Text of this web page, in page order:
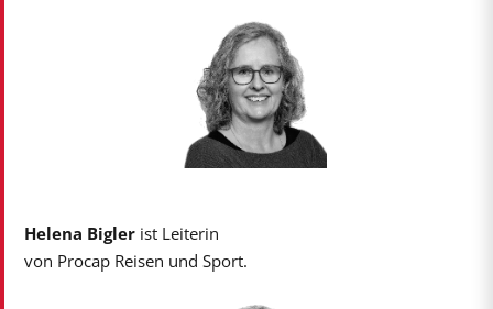
Helena Biglerist Leiterin
von Procap Reisen und Sport.